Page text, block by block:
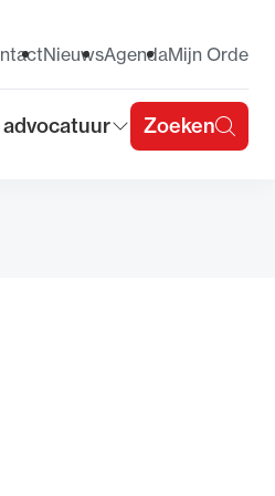
voor
Zoeken
NieuwsAgendaMijn Orde